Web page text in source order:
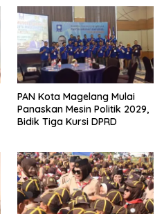
PAN Kota Magelang Mulai
Panaskan Mesin Politik 2029,
Bidik Tiga Kursi DPRD